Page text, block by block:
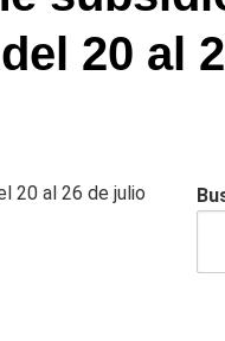
20 al